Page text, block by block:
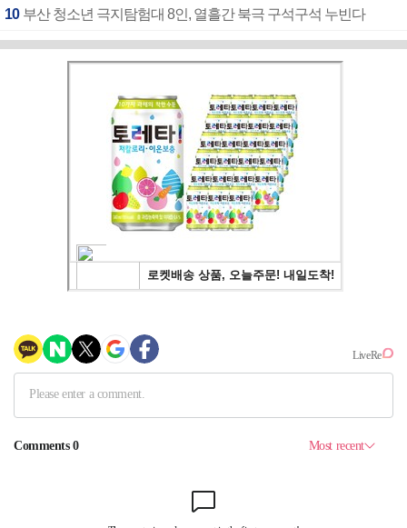
10 부산 청소년 극지탐험대 8인, 열흘간 북극 구석구석 누빈다